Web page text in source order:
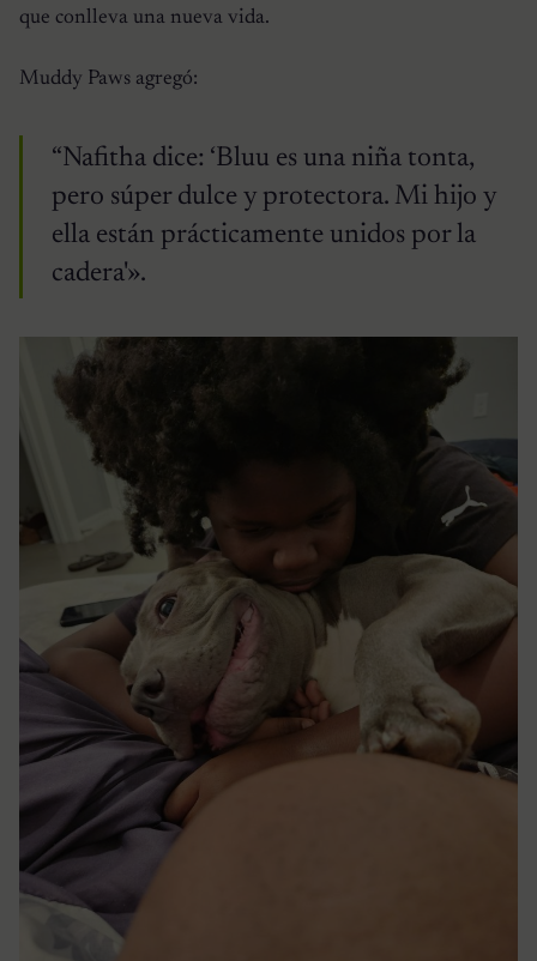
que conlleva una nueva vida.
Muddy Paws agregó:
“Nafitha dice: ‘Bluu es una niña tonta,
pero súper dulce y protectora. Mi hijo y
ella están prácticamente unidos por la
cadera'».